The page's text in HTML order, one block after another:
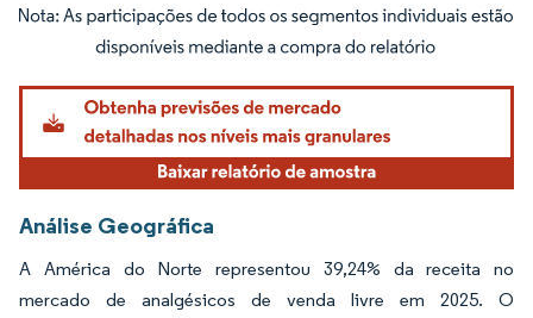
Imagem © Mordor Intelligence. O reuso requer atribuição conforme CC BY 4.0.
Análise Geográfica
A América do Norte representou 39,24% da receita no
mercado de analgésicos de venda livre em 2025. O